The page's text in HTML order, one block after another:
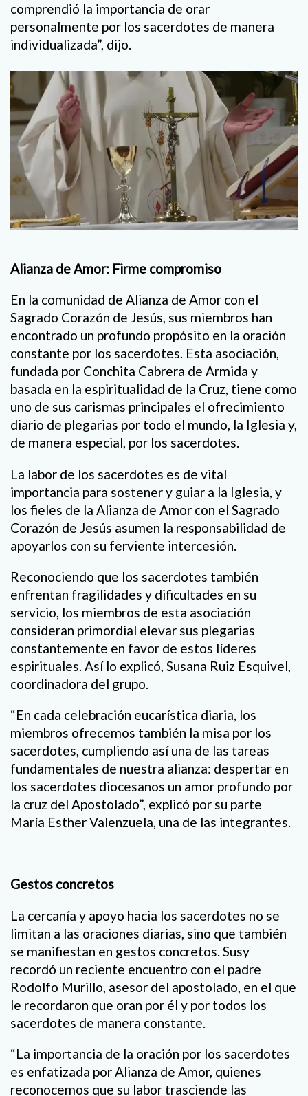
comprendió la importancia de orar
personalmente por los sacerdotes de manera
individualizada”, dijo.
Alianza de Amor: Firme compromiso
En la comunidad de Alianza de Amor con el
Sagrado Corazón de Jesús, sus miembros han
encontrado un profundo propósito en la oración
constante por los sacerdotes. Esta asociación,
fundada por Conchita Cabrera de Armida y
basada en la espiritualidad de la Cruz, tiene como
uno de sus carismas principales el ofrecimiento
diario de plegarias por todo el mundo, la Iglesia y,
de manera especial, por los sacerdotes.
La labor de los sacerdotes es de vital
importancia para sostener y guiar a la Iglesia, y
los fieles de la Alianza de Amor con el Sagrado
Corazón de Jesús asumen la responsabilidad de
apoyarlos con su ferviente intercesión.
Reconociendo que los sacerdotes también
enfrentan fragilidades y dificultades en su
servicio, los miembros de esta asociación
consideran primordial elevar sus plegarias
constantemente en favor de estos líderes
espirituales. Así lo explicó, Susana Ruiz Esquivel,
coordinadora del grupo.
“En cada celebración eucarística diaria, los
miembros ofrecemos también la misa por los
sacerdotes, cumpliendo así una de las tareas
fundamentales de nuestra alianza: despertar en
los sacerdotes diocesanos un amor profundo por
la cruz del Apostolado”, explicó por su parte
María Esther Valenzuela, una de las integrantes.
Gestos concretos
La cercanía y apoyo hacia los sacerdotes no se
limitan a las oraciones diarias, sino que también
se manifiestan en gestos concretos. Susy
recordó un reciente encuentro con el padre
Rodolfo Murillo, asesor del apostolado, en el que
le recordaron que oran por él y por todos los
sacerdotes de manera constante.
“La importancia de la oración por los sacerdotes
es enfatizada por Alianza de Amor, quienes
reconocemos que su labor trasciende las